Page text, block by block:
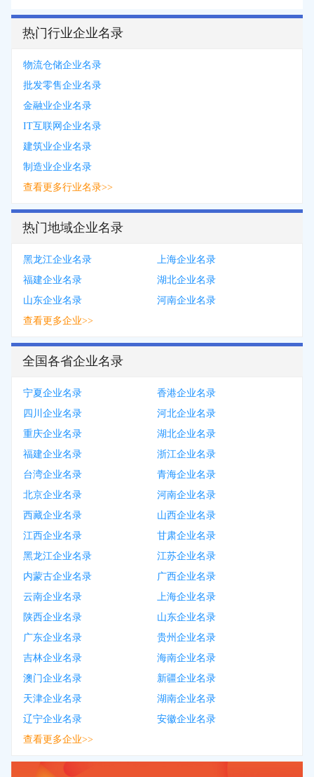
热门行业企业名录
物流仓储企业名录
批发零售企业名录
金融业企业名录
IT互联网企业名录
建筑业企业名录
制造业企业名录
查看更多行业名录>>
热门地域企业名录
黑龙江企业名录
上海企业名录
福建企业名录
湖北企业名录
山东企业名录
河南企业名录
查看更多企业>>
全国各省企业名录
宁夏企业名录
香港企业名录
四川企业名录
河北企业名录
重庆企业名录
湖北企业名录
福建企业名录
浙江企业名录
台湾企业名录
青海企业名录
北京企业名录
河南企业名录
西藏企业名录
山西企业名录
江西企业名录
甘肃企业名录
黑龙江企业名录
江苏企业名录
内蒙古企业名录
广西企业名录
云南企业名录
上海企业名录
陕西企业名录
山东企业名录
广东企业名录
贵州企业名录
吉林企业名录
海南企业名录
澳门企业名录
新疆企业名录
天津企业名录
湖南企业名录
辽宁企业名录
安徽企业名录
查看更多企业>>